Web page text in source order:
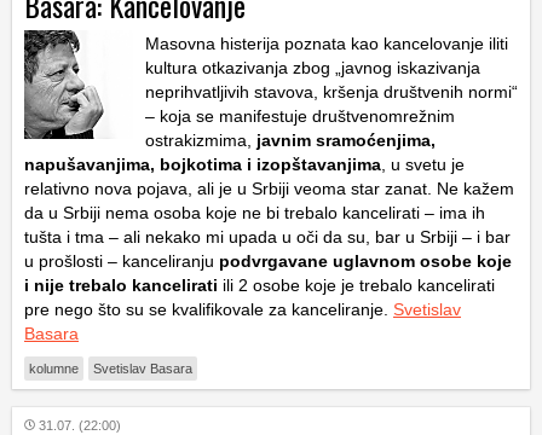
Masovna histerija poznata kao kancelovanje iliti
kultura otkazivanja zbog „javnog iskazivanja
neprihvatljivih stavova, kršenja društvenih normi“
– koja se manifestuje društvenomrežnim
ostrakizmima, javnim sramoćenjima,
napušavanjima, bojkotima i izopštavanjima , u svetu je
relativno nova pojava, ali je u Srbiji veoma star zanat. Ne kažem
da u Srbiji nema osoba koje ne bi trebalo kancelirati – ima ih
tušta i tma – ali nekako mi upada u oči da su, bar u Srbiji – i bar
u prošlosti – kanceliranju podvrgavane uglavnom osobe koje
i nije trebalo kancelirati ili 2 osobe koje je trebalo kancelirati
pre nego što su se kvalifikovale za kanceliranje. Svetislav
Basara
kolumne Svetislav Basara
31.07. (22:00)